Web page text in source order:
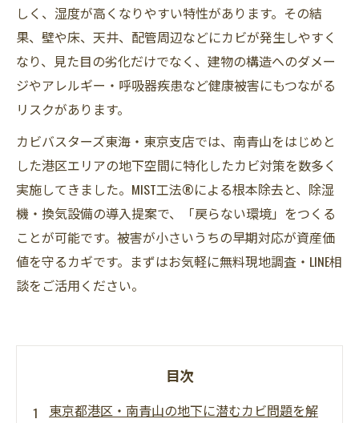
しく、湿度が高くなりやすい特性があります。その結
果、壁や床、天井、配管周辺などにカビが発生しやすく
なり、見た目の劣化だけでなく、建物の構造へのダメー
ジやアレルギー・呼吸器疾患など健康被害にもつながる
リスクがあります。
カビバスターズ東海・東京支店では、南青山をはじめと
した港区エリアの地下空間に特化したカビ対策を数多く
実施してきました。MIST工法®による根本除去と、除湿
機・換気設備の導入提案で、「戻らない環境」をつくる
ことが可能です。被害が小さいうちの早期対応が資産価
値を守るカギです。まずはお気軽に無料現地調査・LINE相
談をご活用ください。
目次
東京都港区・南青山の地下に潜むカビ問題を解